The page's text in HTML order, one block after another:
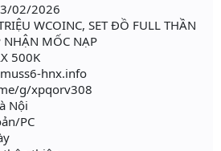
02/2026
WCOINC, SET ĐỒ FULL THẦN
MỐC NẠP
500K
hnx.info
g/xpqorv308
Nội
PC